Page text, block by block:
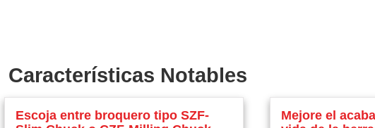
Características Notables
Escoja entre broquero tipo SZF-
Mejore el